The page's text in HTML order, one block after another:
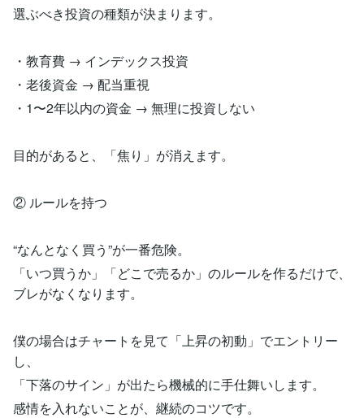
選ぶべき投資の種類が決まります。
・教育費 → インデックス投資
・老後資金 → 配当重視
・1〜2年以内の資金 → 無理に投資しない
目的があると、「焦り」が消えます。
② ルールを持つ
“なんとなく買う”が一番危険。
「いつ買うか」「どこで売るか」のルールを作るだけで、
ブレがなくなります。
僕の場合はチャートを見て「上昇の初動」でエントリー
し、
「下落のサイン」が出たら機械的に手仕舞いします。
感情を入れないことが、継続のコツです。